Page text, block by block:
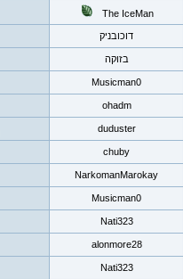
The IceMan
דוכובניק
בזוקה
Musicman0
ohadm
duduster
chuby
NarkomanMarokay
Musicman0
Nati323
alonmore28
Nati323